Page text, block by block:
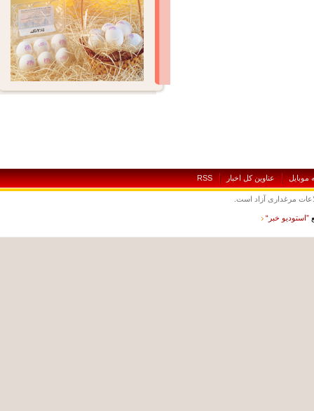
عناوين کل اخبار RSS
مرغداری آزاد است.
خبر“